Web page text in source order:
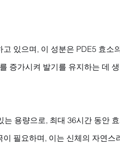
있으며, 이 성분은 PDE5 효소
증가시켜 발기를 유지하는 데
용량으로, 최대 36시간 동안
필요하며, 이는 신체의 자연스